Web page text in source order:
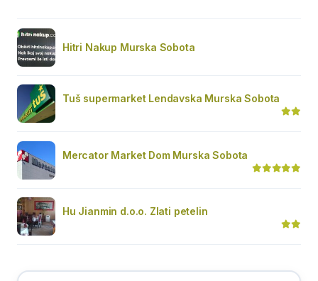
Hitri Nakup Murska Sobota
Tuš supermarket Lendavska Murska Sobota
Mercator Market Dom Murska Sobota
Hu Jianmin d.o.o. Zlati petelin